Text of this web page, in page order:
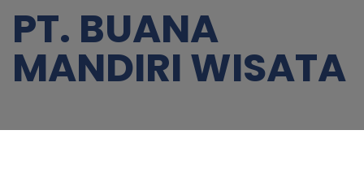
PT. BUANA
MANDIRI WISATA